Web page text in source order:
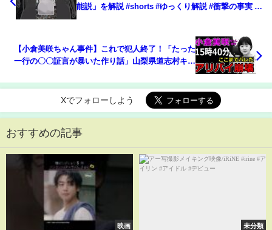
能説」を解説 #shorts #ゆっくり解説 #衝撃の事実 #
【小倉美咲ちゃん事件】これで犯人終了！「たった
一行の〇〇証言が暴いた作り話」山梨県道志村キャ
Xでフォローしよう
おすすめの記事
映画 未分類